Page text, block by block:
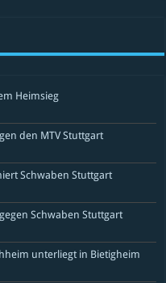
Heimsieg
den MTV Stuttgart
Schwaben Stuttgart
Schwaben Stuttgart
unterliegt in Bietigheim